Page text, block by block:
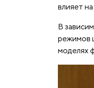
влияет
В
режимов
моделях